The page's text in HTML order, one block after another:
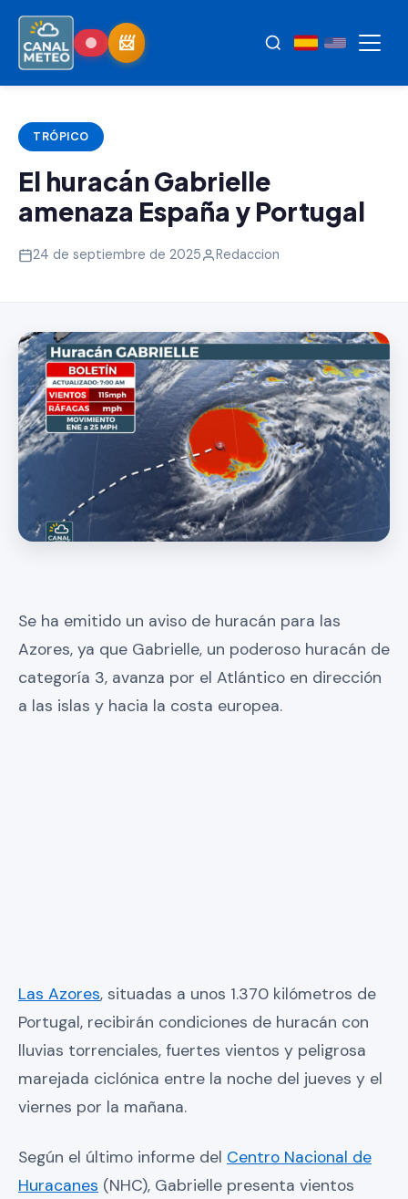
TRÓPICO
El huracán Gabrielle
amenaza España y Portugal
24 de septiembre de 2025 Redaccion
Se ha emitido un aviso de huracán para las
Azores, ya que Gabrielle, un poderoso huracán de
categoría 3, avanza por el Atlántico en dirección
a las islas y hacia la costa europea.
Las Azores, situadas a unos 1.370 kilómetros de
Portugal, recibirán condiciones de huracán con
lluvias torrenciales, fuertes vientos y peligrosa
marejada ciclónica entre la noche del jueves y el
viernes por la mañana.
Según el último informe del Centro Nacional de
Huracanes (NHC), Gabrielle presenta vientos